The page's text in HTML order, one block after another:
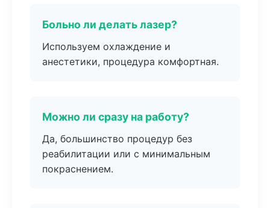
Больно ли делать лазер?
Используем охлаждение и
анестетики, процедура комфортная.
Можно ли сразу на работу?
Да, большинство процедур без
реабилитации или с минимальным
покраснением.